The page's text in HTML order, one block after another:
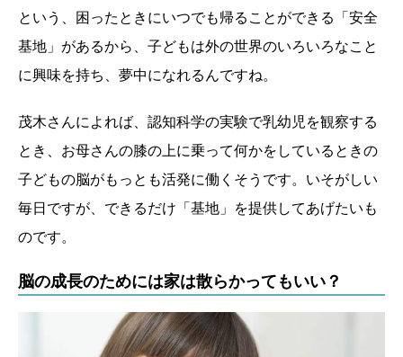
という、困ったときにいつでも帰ることができる「安全
基地」があるから、子どもは外の世界のいろいろなこと
に興味を持ち、夢中になれるんですね。
茂木さんによれば、認知科学の実験で乳幼児を観察する
とき、お母さんの膝の上に乗って何かをしているときの
子どもの脳がもっとも活発に働くそうです。いそがしい
毎日ですが、できるだけ「基地」を提供してあげたいも
のです。
脳の成長のためには家は散らかってもいい？